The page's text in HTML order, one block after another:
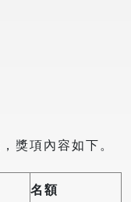
獎項內容如下。
名額